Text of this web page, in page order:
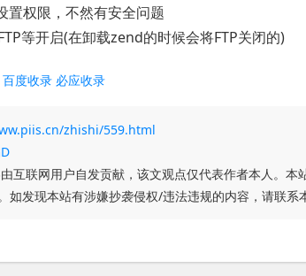
置权限，不然有安全问题
等开启(在卸载zend的时候会将FTP关闭的)
百度收录 必应收录
zhishi/559.html
互联网用户自发贡献，该文观点仅代表作者本人。本
如发现本站有涉嫌抄袭侵权/违法违规的内容，请联系